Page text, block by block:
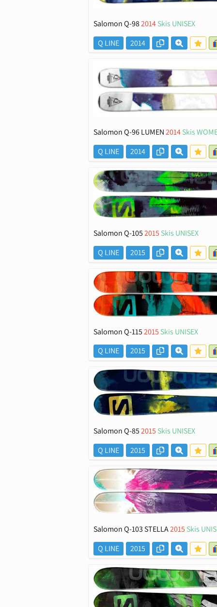
Salomon Q-982014Skis UNISEX
Q LINE
2014
Salomon Q-96 LUMEN2014Skis
Q LINE
2014
Salomon Q-1052015 Skis UNISEX
Q LINE
2015
Salomon Q-1152015 Skis UNISEX
Q LINE
2015
Salomon Q-852015 Skis UNISEX
Q LINE
2015
Salomon Q-103 STELLA2015 Skis
Q LINE
2015